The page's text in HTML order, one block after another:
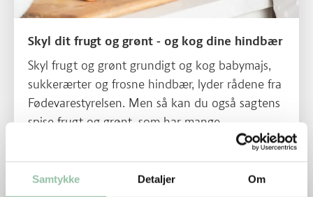
Samtykke Detaljer Om
Skyl dit frugt og grønt - og kog dine hindbær
Skyl frugt og grønt grundigt og kog babymajs,
sukkerærter og frosne hindbær, lyder rådene fra
Fødevarestyrelsen. Men så kan du også sagtens
spise frugt og grønt, som har mange
minimerer du risikoen yderligere.
Læs mere om Lav lækker mad med æbler